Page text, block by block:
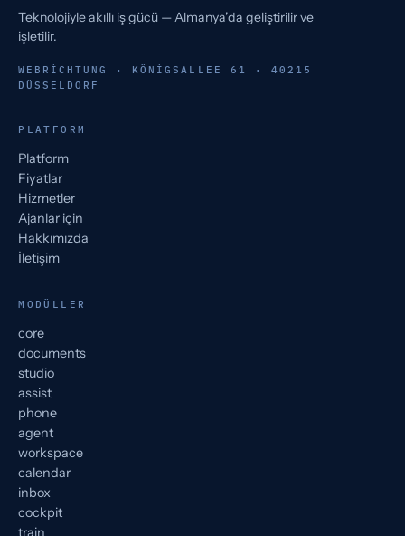
Teknolojiyle akıllı iş gücü — Almanya’da geliştirilir ve
işletilir.
WEBRICHTUNG · KÖNIGSALLEE 61 · 40215
DÜSSELDORF
PLATFORM
Platform
Fiyatlar
Hizmetler
Ajanlar için
Hakkımızda
İletişim
MODÜLLER
core
documents
studio
assist
phone
agent
workspace
calendar
inbox
cockpit
train